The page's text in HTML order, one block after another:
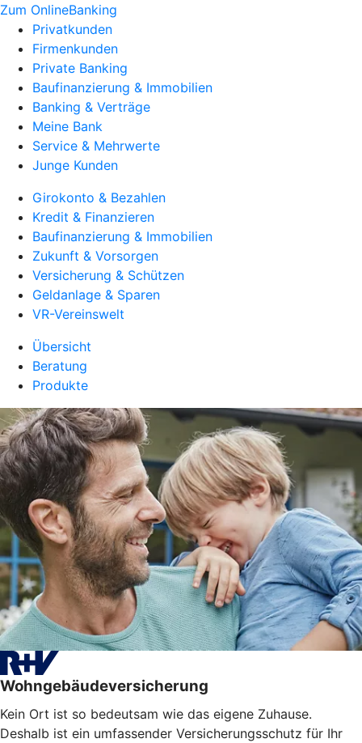
Zum OnlineBanking
Privatkunden
Firmenkunden
Private Banking
Baufinanzierung & Immobilien
Banking & Verträge
Meine Bank
Service & Mehrwerte
Junge Kunden
Girokonto & Bezahlen
Kredit & Finanzieren
Baufinanzierung & Immobilien
Zukunft & Vorsorgen
Versicherung & Schützen
Geldanlage & Sparen
VR-Vereinswelt
Übersicht
Beratung
Produkte
Wohngebäudeversicherung
Kein Ort ist so bedeutsam wie das eigene Zuhause.
Deshalb ist ein umfassender Versicherungsschutz für Ihr